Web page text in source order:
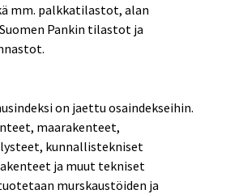
mm. palkkatilastot, alan
Pankin tilastot ja
on jaettu osaindekseihin.
maarakenteet,
kunnallistekniset
ja muut tekniset
murskaustöiden ja